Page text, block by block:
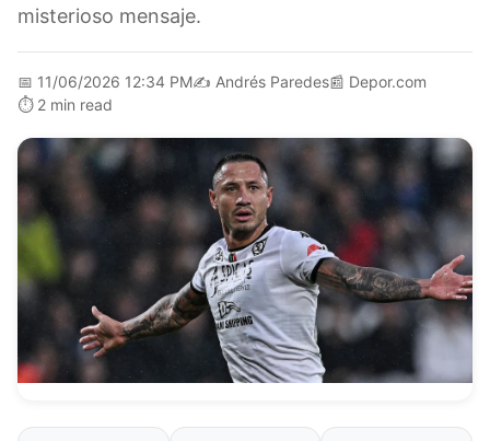
misterioso mensaje.
📅 11/06/2026 12:34 PM✍️ Andrés Paredes📰 Depor.com
⏱️ 2 min read